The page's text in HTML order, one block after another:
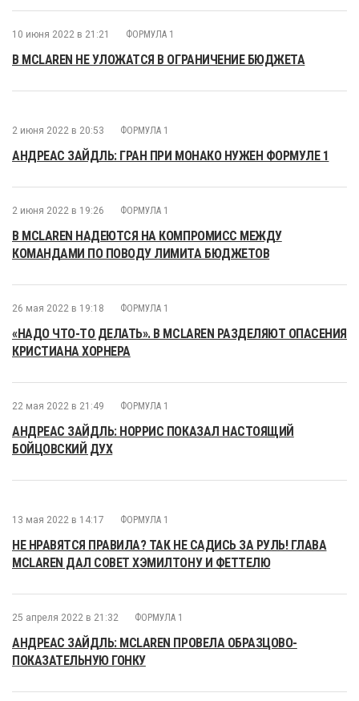
10 июня 2022 в 21:21 ФОРМУЛА 1
В MCLAREN НЕ УЛОЖАТСЯ В ОГРАНИЧЕНИЕ БЮДЖЕТА
2 июня 2022 в 20:53 ФОРМУЛА 1
АНДРЕАС ЗАЙДЛЬ: ГРАН ПРИ МОНАКО НУЖЕН ФОРМУЛЕ 1
2 июня 2022 в 19:26 ФОРМУЛА 1
В MCLAREN НАДЕЮТСЯ НА КОМПРОМИСС МЕЖДУ
КОМАНДАМИ ПО ПОВОДУ ЛИМИТА БЮДЖЕТОВ
26 мая 2022 в 19:18 ФОРМУЛА 1
«НАДО ЧТО-ТО ДЕЛАТЬ». В MCLAREN РАЗДЕЛЯЮТ ОПАСЕНИЯ
КРИСТИАНА ХОРНЕРА
22 мая 2022 в 21:49 ФОРМУЛА 1
АНДРЕАС ЗАЙДЛЬ: НОРРИС ПОКАЗАЛ НАСТОЯЩИЙ
БОЙЦОВСКИЙ ДУХ
13 мая 2022 в 14:17 ФОРМУЛА 1
НЕ НРАВЯТСЯ ПРАВИЛА? ТАК НЕ САДИСЬ ЗА РУЛЬ! ГЛАВА
MCLAREN ДАЛ СОВЕТ ХЭМИЛТОНУ И ФЕТТЕЛЮ
25 апреля 2022 в 21:32 ФОРМУЛА 1
АНДРЕАС ЗАЙДЛЬ: MCLAREN ПРОВЕЛА ОБРАЗЦОВО-
ПОКАЗАТЕЛЬНУЮ ГОНКУ